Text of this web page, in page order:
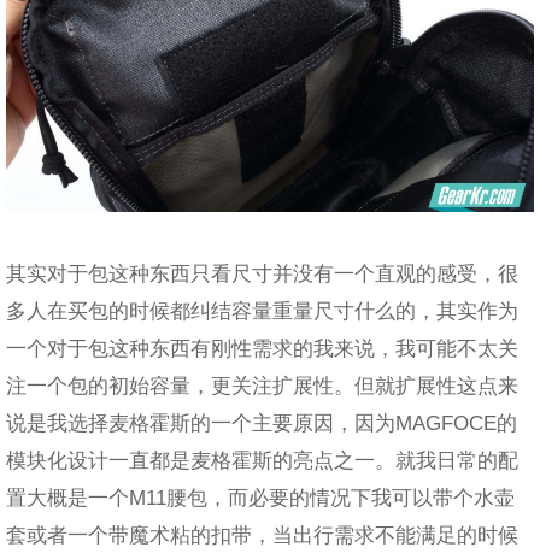
其实对于包这种东西只看尺寸并没有一个直观的感受，很
多人在买包的时候都纠结容量重量尺寸什么的，其实作为
一个对于包这种东西有刚性需求的我来说，我可能不太关
注一个包的初始容量，更关注扩展性。但就扩展性这点来
说是我选择麦格霍斯的一个主要原因，因为MAGFOCE的
模块化设计一直都是麦格霍斯的亮点之一。就我日常的配
置大概是一个M11腰包，而必要的情况下我可以带个水壶
套或者一个带魔术粘的扣带，当出行需求不能满足的时候